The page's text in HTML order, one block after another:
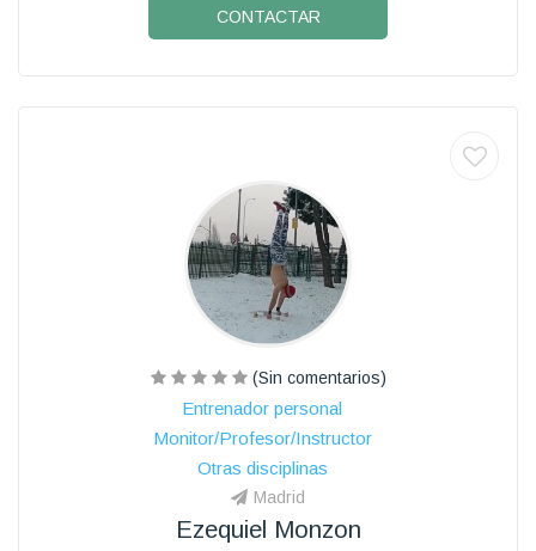
CONTACTAR
(Sin comentarios)
Entrenador personal
Monitor/Profesor/Instructor
Otras disciplinas
Madrid
Ezequiel Monzon